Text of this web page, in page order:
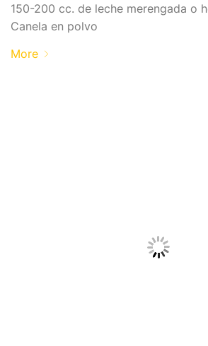
150-200 cc. de leche merengada o
Canela en polvo
More